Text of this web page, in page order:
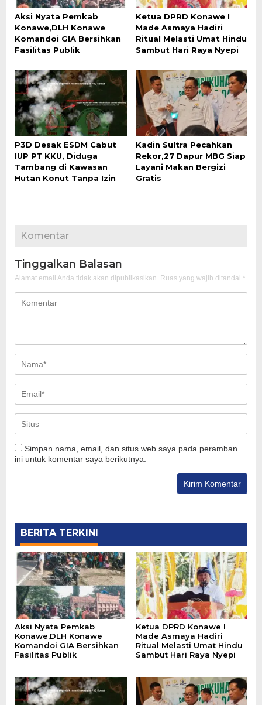
Aksi Nyata Pemkab
Konawe,DLH Konawe
Komandoi GIA Bersihkan
Fasilitas Publik
Ketua DPRD Konawe I
Made Asmaya Hadiri
Ritual Melasti Umat Hindu
Sambut Hari Raya Nyepi
P3D Desak ESDM Cabut
IUP PT KKU, Diduga
Tambang di Kawasan
Hutan Konut Tanpa Izin
Kadin Sultra Pecahkan
Rekor,27 Dapur MBG Siap
Layani Makan Bergizi
Gratis
Komentar
Tinggalkan Balasan
Alamat email Anda tidak akan dipublikasikan. Ruas yang wajib ditandai *
Simpan nama, email, dan situs web saya pada peramban
ini untuk komentar saya berikutnya.
BERITA TERKINI
Aksi Nyata Pemkab
Konawe,DLH Konawe
Komandoi GIA Bersihkan
Fasilitas Publik
Ketua DPRD Konawe I
Made Asmaya Hadiri
Ritual Melasti Umat Hindu
Sambut Hari Raya Nyepi